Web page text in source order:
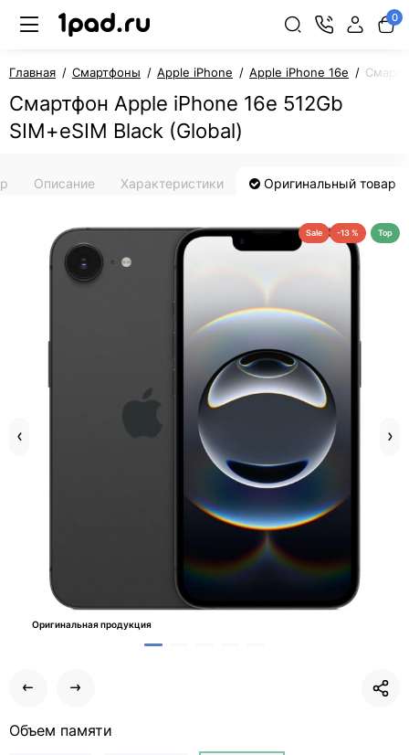
0
Главная Смартфоны Apple iPhone Apple iPhone 16e
Смартфон Apple iPhone 16e 512Gb
SIM+eSIM Black (Global)
Описание Характеристики Оригинальный товар
Sale -13 % Top
Оригинальная продукция
Объем памяти